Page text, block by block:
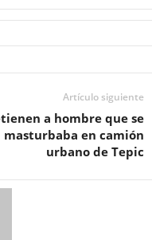
Artículo siguiente
a hombre que se
masturbaba en camión
urbano de Tepic